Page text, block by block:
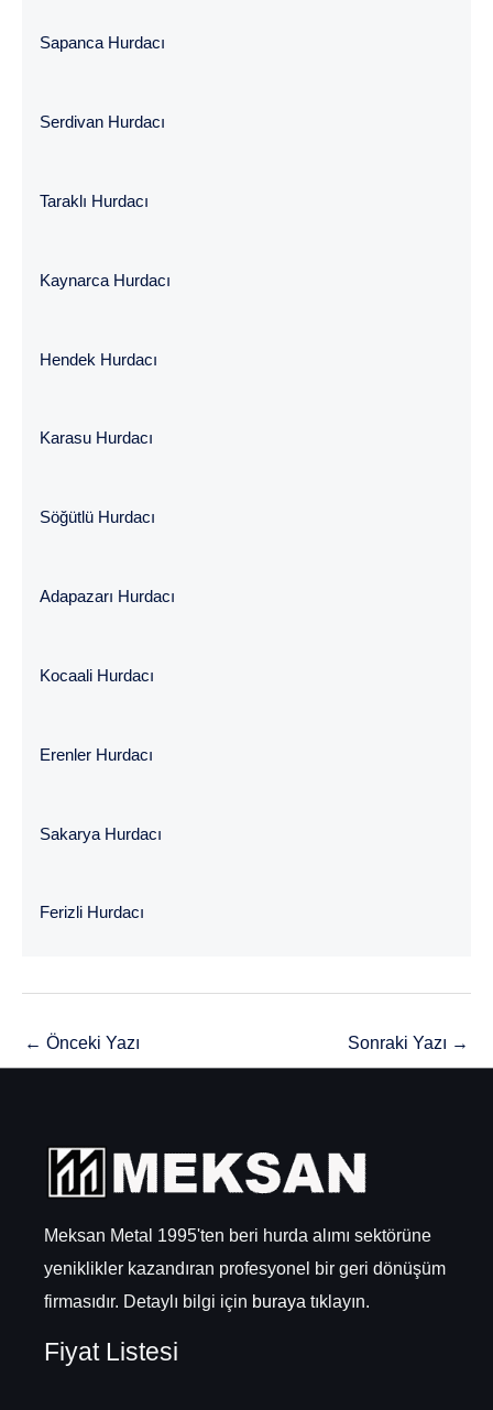
Sapanca Hurdacı
Serdivan Hurdacı
Taraklı Hurdacı
Kaynarca Hurdacı
Hendek Hurdacı
Karasu Hurdacı
Söğütlü Hurdacı
Adapazarı Hurdacı
Kocaali Hurdacı
Erenler Hurdacı
Sakarya Hurdacı
Ferizli Hurdacı
← Önceki Yazı Sonraki Yazı →
Meksan Metal 1995'ten beri hurda alımı sektörüne
yeniklikler kazandıran profesyonel bir geri dönüşüm
firmasıdır. Detaylı bilgi için buraya tıklayın.
Fiyat Listesi